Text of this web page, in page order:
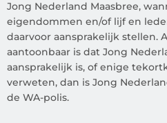
Jong Nederland Maasbree,
eigendommen en/of lijf en
daarvoor aansprakelijk stellen.
aantoonbaar is dat Jong
aansprakelijk is, of enige
verweten, dan is Jong
de WA-polis.